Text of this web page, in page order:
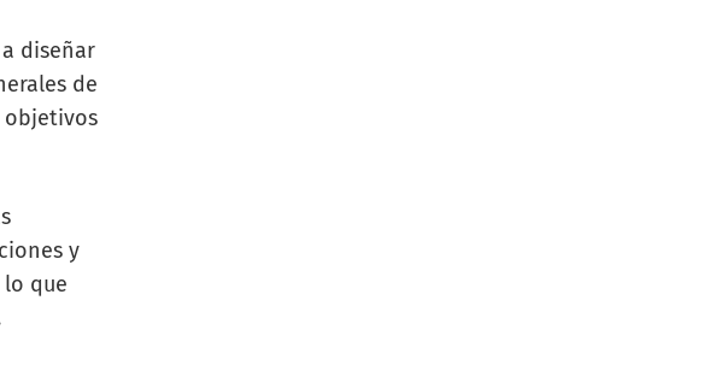
diseñar
de
objetivos
y
que